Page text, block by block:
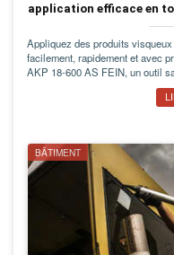
application efficace en
Appliquez des produits
facilement, rapidement et avec
AKP 18-600 AS FEIN, un outil
BÂTIMENT